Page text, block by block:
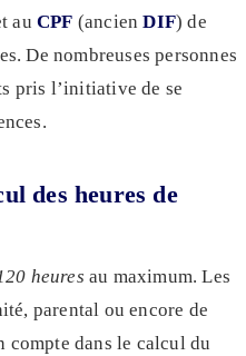
au CPF (ancienDIF) de
De nombreuses personnes
pris l’initiative de se
des heures de
heures au maximum. Les
parental ou encore de
dans le calcul du